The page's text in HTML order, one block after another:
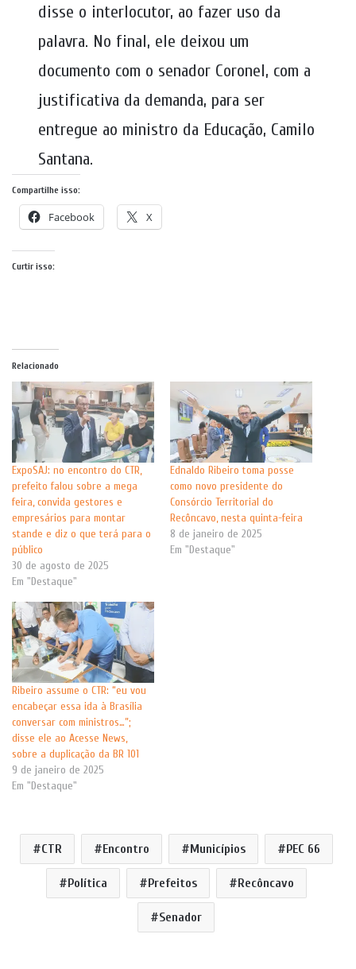
disse o interlocutor, ao fazer uso da
palavra. No final, ele deixou um
documento com o senador Coronel, com a
justificativa da demanda, para ser
entregue ao ministro da Educação, Camilo
Santana.
Compartilhe isso:
Facebook X
Curtir isso:
Relacionado
ExpoSAJ: no encontro do CTR,
prefeito falou sobre a mega
feira, convida gestores e
empresários para montar
stande e diz o que terá para o
público
30 de agosto de 2025
Em "Destaque"
Ednaldo Ribeiro toma posse
como novo presidente do
Consórcio Territorial do
Recôncavo, nesta quinta-feira
8 de janeiro de 2025
Em "Destaque"
Ribeiro assume o CTR: “eu vou
encabeçar essa ida à Brasília
conversar com ministros…”;
disse ele ao Acesse News,
sobre a duplicação da BR 101
9 de janeiro de 2025
Em "Destaque"
CTR Encontro Municípios PEC 66
Política Prefeitos Recôncavo
Senador